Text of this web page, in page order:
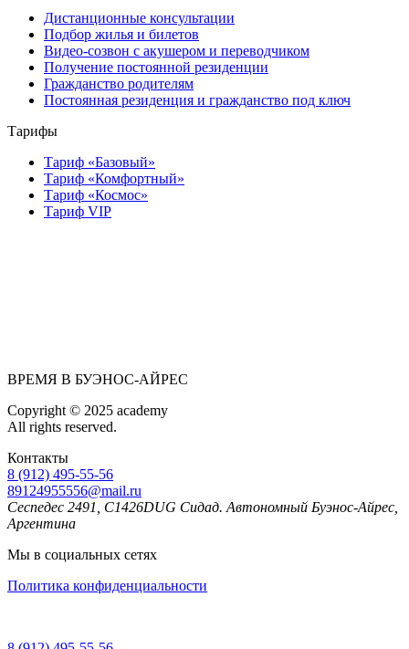
Дистанционные консультации
Подбор жилья и билетов
Видео-созвон с акушером и переводчиком
Получение постоянной резиденции
Гражданство родителям
Постоянная резиденция и гражданство под ключ
Тарифы
Тариф «Базовый»
Тариф «Комфортный»
Тариф «Космос»
Тариф VIP
ВРЕМЯ В БУЭНОС-АЙРЕС
Copyright © 2025 academy
All rights reserved.
Контакты
8 (912) 495-55-56
89124955556@mail.ru
Сеспедес 2491, C1426DUG Сидад. Автономный Буэнос-Айрес,
Аргентина
Мы в социальных сетях
Политика конфиденциальности